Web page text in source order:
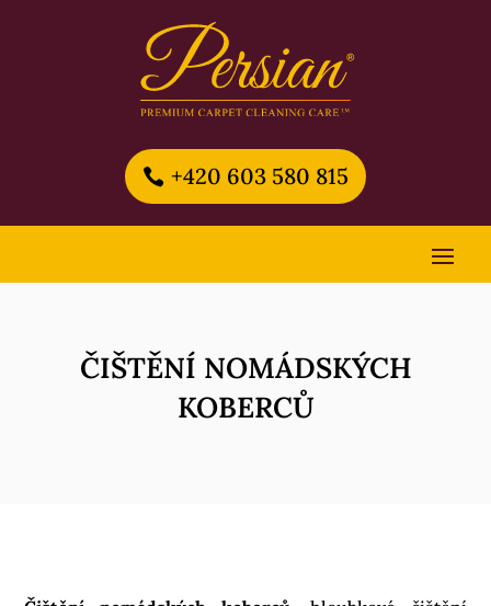
+420 603 580 815
ČIŠTĚNÍ NOMÁDSKÝCH
KOBERCŮ